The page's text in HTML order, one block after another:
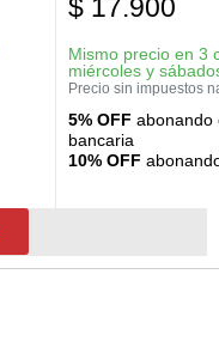
$ 17.900
Mismo precio en 3
miércoles y
Precio sin impuestos
5% OFF abonando
bancaria
10% OFF